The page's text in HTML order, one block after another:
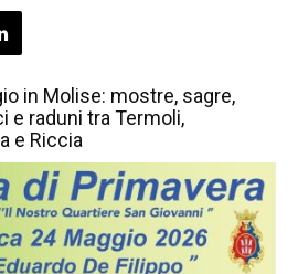
in Molise: mostre, sagre,
e raduni tra Termoli,
e Riccia